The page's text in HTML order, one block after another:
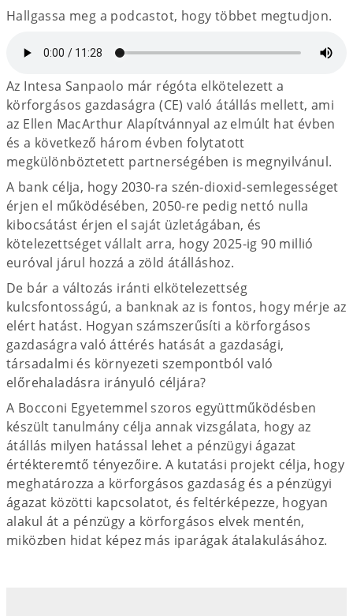
Hallgassa meg a podcastot, hogy többet megtudjon.
Az Intesa Sanpaolo már régóta elkötelezett a
körforgásos gazdaságra (CE) való átállás mellett, ami
az Ellen MacArthur Alapítvánnyal az elmúlt hat évben
és a következő három évben folytatott
megkülönböztetett partnerségében is megnyilvánul.
A bank célja, hogy 2030-ra szén-dioxid-semlegességet
érjen el működésében, 2050-re pedig nettó nulla
kibocsátást érjen el saját üzletágában, és
kötelezettséget vállalt arra, hogy 2025-ig 90 millió
euróval járul hozzá a zöld átálláshoz.
De bár a változás iránti elkötelezettség
kulcsfontosságú, a banknak az is fontos, hogy mérje az
elért hatást. Hogyan számszerűsíti a körforgásos
gazdaságra való áttérés hatását a gazdasági,
társadalmi és környezeti szempontból való
előrehaladásra irányuló céljára?
A Bocconi Egyetemmel szoros együttműködésben
készült tanulmány célja annak vizsgálata, hogy az
átállás milyen hatással lehet a pénzügyi ágazat
értékteremtő tényezőire. A kutatási projekt célja, hogy
meghatározza a körforgásos gazdaság és a pénzügyi
ágazat közötti kapcsolatot, és feltérképezze, hogyan
alakul át a pénzügy a körforgásos elvek mentén,
miközben hidat képez más iparágak átalakulásához.